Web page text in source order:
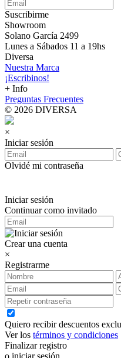
Suscribirme
Showroom
Solano García 2499
Lunes a Sábados 11 a 19hs
Diversa
Nuestra Marca
¡Escribinos!
+ Info
Preguntas Frecuentes
© 2026 DIVERSA
×
Iniciar sesión
Olvidé mi contraseña
Iniciar sesión
Continuar como invitado
Crear una cuenta
×
Registrarme
Quiero recibir descuentos
Ver los términos y condiciones
Finalizar registro